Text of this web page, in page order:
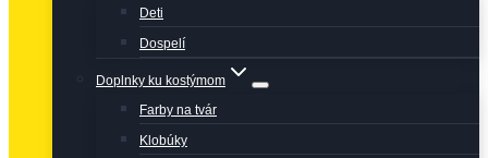
Deti
Dospelí
Doplnky ku kostýmom
Farby na tvár
Klobúky